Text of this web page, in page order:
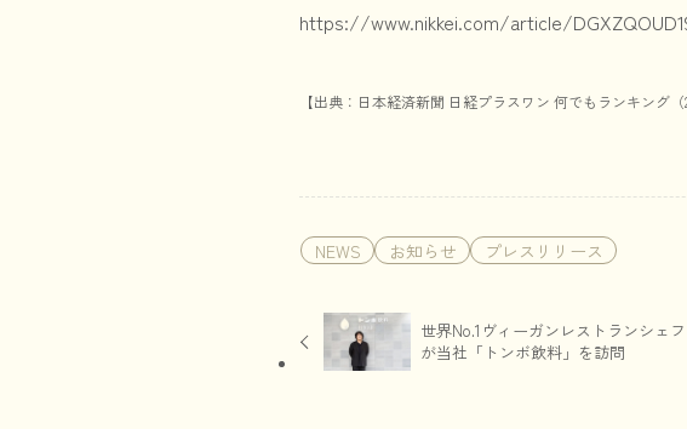
https://www.nikkei.com/article/
【出典：日本経済新聞 日経プラスワン 何でもランキング（
NEWS お知らせ プレスリリース
世界No.1ヴィーガンレストランシェ
が当社「トンボ飲料」を訪問